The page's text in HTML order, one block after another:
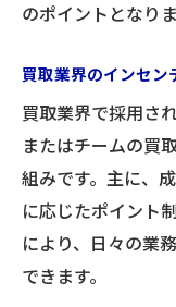
のポイントとなりま
買取業界のインセン
買取業界で採用さ
またはチームの買
組みです。主に、
に応じたポイント
により、日々の業
できます。